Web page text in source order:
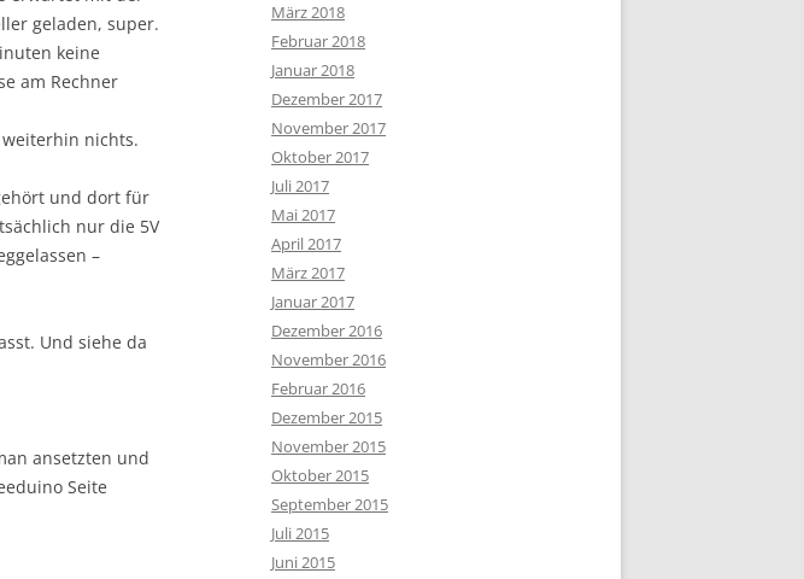
geladen, super.
keine
am Rechner
nichts.
und dort für
nur die 5V
–
Und siehe da
ansetzten und
Seite
März 2018
Februar 2018
Januar 2018
Dezember 2017
November 2017
Oktober 2017
Juli 2017
Mai 2017
April 2017
März 2017
Januar 2017
Dezember 2016
November 2016
Februar 2016
Dezember 2015
November 2015
Oktober 2015
September 2015
Juli 2015
Juni 2015